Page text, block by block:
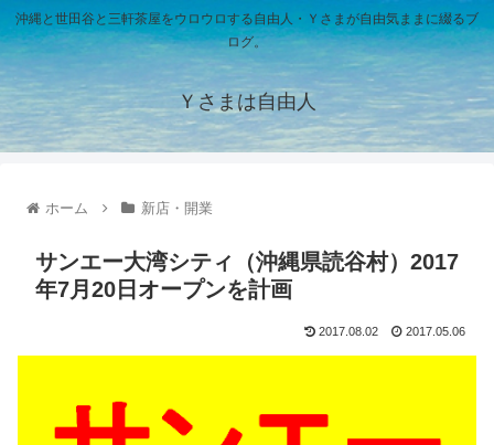
沖縄と世田谷と三軒茶屋をウロウロする自由人・Ｙさまが自由気ままに綴るブ
ログ。
Ｙさまは自由人
ホーム 新店・開業
サンエー大湾シティ（沖縄県読谷村）2017
年7月20日オープンを計画
2017.08.02 2017.05.06